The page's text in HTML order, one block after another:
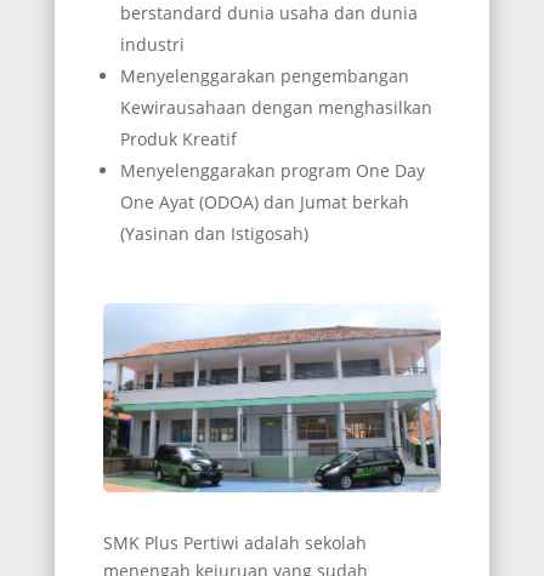
berstandard dunia usaha dan dunia
industri
Menyelenggarakan pengembangan
Kewirausahaan dengan menghasilkan
Produk Kreatif
Menyelenggarakan program One Day
One Ayat (ODOA) dan Jumat berkah
(Yasinan dan Istigosah)
SMK Plus Pertiwi adalah sekolah
menengah kejuruan yang sudah